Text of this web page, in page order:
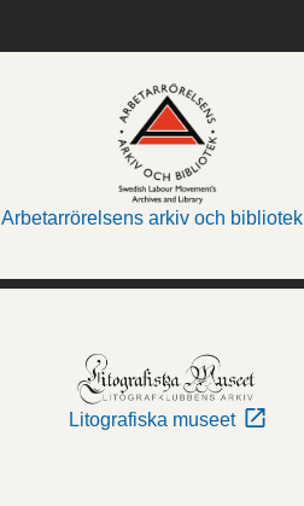
Arbetarrörelsens arkiv och bibliotek
Litografiska museet